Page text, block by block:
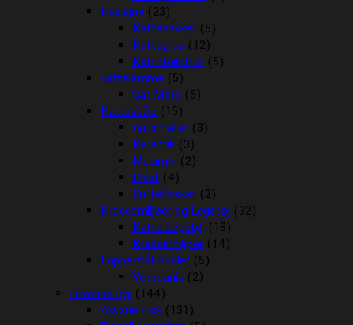
Hygiejne (23)
Kattebakker (5)
Kattegrus (12)
Kattetoiletter (5)
kattelemme (5)
Cat Mate (5)
Katteskåle (15)
Automater (3)
Keramik (3)
Melamin (2)
Plast (4)
Sutteflasker (2)
Kradsemiljøer og Legetøj (32)
Katte Legetøj (18)
Kradsemiljøer (14)
Loppe/flåt midler (5)
Vetocanis (2)
Levende dyr (144)
Akvarie Fisk (131)